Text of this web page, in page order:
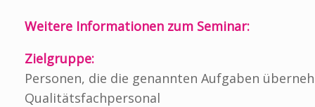
Weitere Informationen zum Seminar:
Zielgruppe:
Personen, die die genannten Aufgaben
Qualitätsfachpersonal